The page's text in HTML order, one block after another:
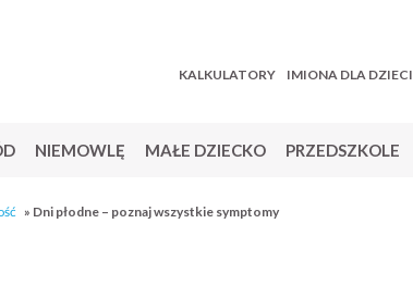
KALKULATORY IMIONA DLA DZIECI
NIEMOWLĘ MAŁE DZIECKO PRZEDSZKOLE
» Dni płodne – poznaj wszystkie symptomy